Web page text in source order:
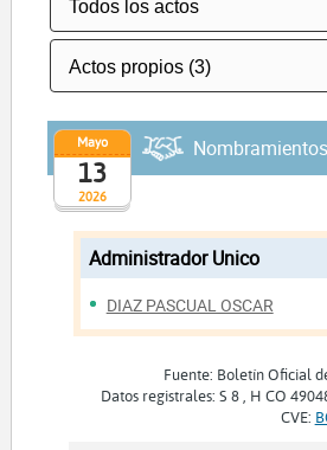
2026
Mayo
13
Nombramientos
Administrador Unico
DIAZ PASCUAL OSCAR
Fuente: Boletín Oficial
Datos registrales: S 8 , H CO
CVE: